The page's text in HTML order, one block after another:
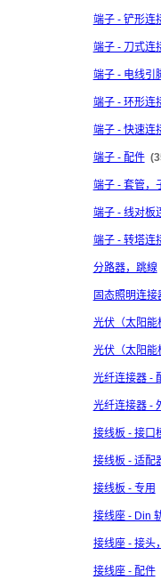
端子 - 铲形连
端子 - 刀式连
端子 - 电线引
端子 - 环形连
端子 - 快速连
端子 - 配件
端子 - 套管，
端子 - 线对板
端子 - 转塔连
分路器，跳線
固态照明连接
光伏（太阳能
光伏（太阳能
光纤连接器 -
光纤连接器 -
接线板 - 接口
接线板 - 适配
接线板 - 专用
接线座 - Din
接线座 - 接头
接线座 - 配件